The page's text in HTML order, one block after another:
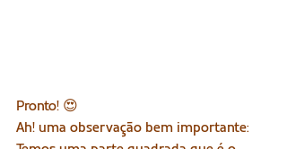
Pronto! 😍
Ah! uma observação bem importante: